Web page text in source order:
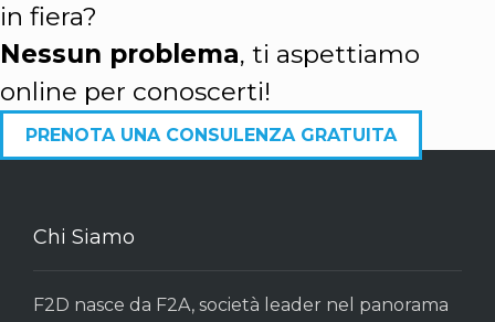
in fiera?
Nessun problema, ti aspettiamo
online per conoscerti!
PRENOTA UNA CONSULENZA GRATUITA
Chi Siamo
F2D nasce da F2A, società leader nel panorama